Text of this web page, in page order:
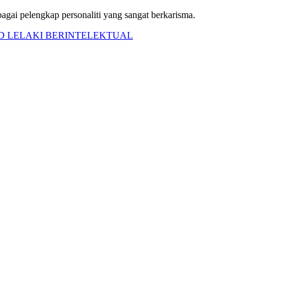
pelengkap personaliti yang sangat berkarisma.
LELAKI BERINTELEKTUAL